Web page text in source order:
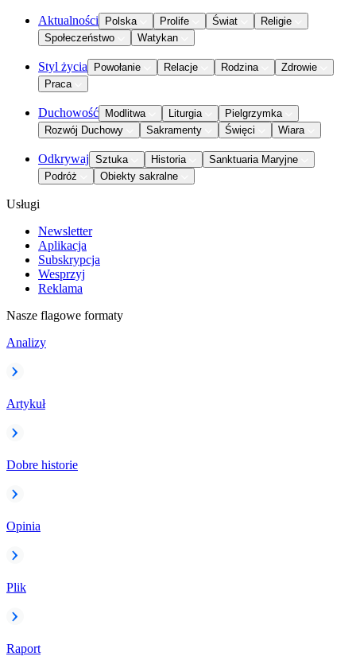
Aktualności Polska Prolife Świat
Religie
Społeczeństwo
Watykan
Styl życia Powołanie Relacje Rodzina
Zdrowie
Praca
Duchowość Modlitwa Liturgia
Pielgrzymka
Rozwój Duchowy
Sakramenty Święci Wiara
Odkrywaj Sztuka Historia
Sanktuaria Maryjne
Podróż
Obiekty sakralne
Usługi
Newsletter
Aplikacja
Subskrypcja
Wesprzyj
Reklama
Nasze flagowe formaty
Analizy
Artykuł
Dobre historie
Opinia
Plik
Raport